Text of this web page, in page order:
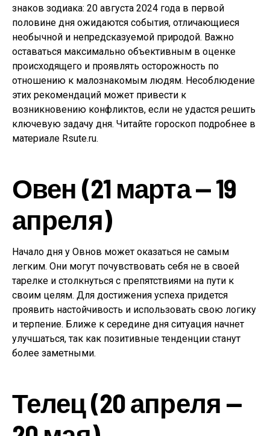
знаков зодиака: 20 августа 2024 года в первой
половине дня ожидаются события, отличающиеся
необычной и непредсказуемой природой. Важно
оставаться максимально объективным в оценке
происходящего и проявлять осторожность по
отношению к малознакомым людям. Несоблюдение
этих рекомендаций может привести к
возникновению конфликтов, если не удастся решить
ключевую задачу дня. Читайте гороскоп подробнее в
материале Rsute.ru.
Овен (21 марта — 19
апреля)
Начало дня у Овнов может оказаться не самым
легким. Они могут почувствовать себя не в своей
тарелке и столкнуться с препятствиями на пути к
своим целям. Для достижения успеха придется
проявить настойчивость и использовать свою логику
и терпение. Ближе к середине дня ситуация начнет
улучшаться, так как позитивные тенденции станут
более заметными.
Телец (20 апреля —